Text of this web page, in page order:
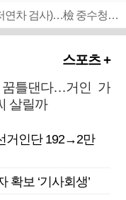
■ 검사 신분 버리고 직급하향(10년 이하 저연차 검사)…檢 중수청행 기피
스포츠 +
꿈틀댄다…거인 가
살릴까
거인단 192→2만
보 ‘기사회생’